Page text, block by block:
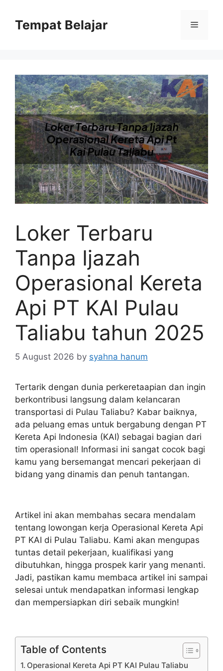
contentTempat Belajar Menu
Loker Terbaru
Tanpa Ijazah
Operasional Kereta
Api PT KAI Pulau
Taliabu tahun 2025
5 August 2026 by syahna hanum
Tertarik dengan dunia perkeretaapian dan ingin
berkontribusi langsung dalam kelancaran
transportasi di Pulau Taliabu? Kabar baiknya,
ada peluang emas untuk bergabung dengan PT
Kereta Api Indonesia (KAI) sebagai bagian dari
tim operasional! Informasi ini sangat cocok bagi
kamu yang bersemangat mencari pekerjaan di
bidang yang dinamis dan penuh tantangan.
Artikel ini akan membahas secara mendalam
tentang lowongan kerja Operasional Kereta Api
PT KAI di Pulau Taliabu. Kami akan mengupas
tuntas detail pekerjaan, kualifikasi yang
dibutuhkan, hingga prospek karir yang menanti.
Jadi, pastikan kamu membaca artikel ini sampai
selesai untuk mendapatkan informasi lengkap
dan mempersiapkan diri sebaik mungkin!
Table of Contents
Operasional Kereta Api PT KAI Pulau Taliabu